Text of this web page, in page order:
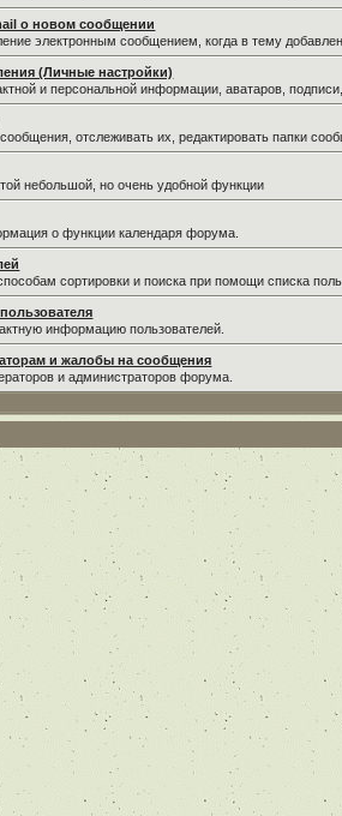
о новом сообщении
электронным сообщением, когда в тему
(Личные настройки)
и персональной информации, аватаров,
отслеживать их, редактировать папки
небольшой, но очень удобной функции
о функции календаря форума.
сортировки и поиска при помощи списка
информацию пользователей.
и жалобы на сообщения
и администраторов форума.